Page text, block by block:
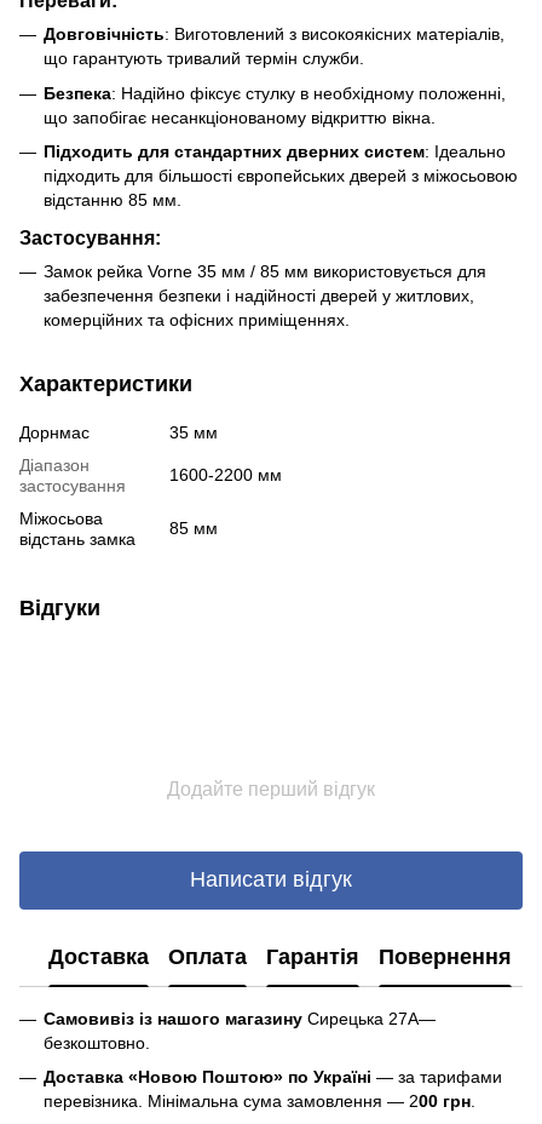
Довговічність: Виготовлений з високоякісних матеріалів,
що гарантують тривалий термін служби.
Безпека: Надійно фіксує стулку в необхідному положенні,
що запобігає несанкціонованому відкриттю вікна.
Підходить для стандартних дверних систем: Ідеально
підходить для більшості європейських дверей з міжосьовою
відстанню 85 мм.
Застосування:
Замок рейка Vorne 35 мм / 85 мм використовується для
забезпечення безпеки і надійності дверей у житлових,
комерційних та офісних приміщеннях.
Характеристики
Дорнмас
35 мм
Діапазон
застосування
1600-2200 мм
Міжосьова
відстань замка
85 мм
Відгуки
Додайте перший відгук
Написати відгук
Доставка Оплата Гарантія Повернення
Самовивіз із нашого магазину Сирецька 27А—
безкоштовно.
Доставка «Новою Поштою» по Україні — за тарифами
перевізника. Мінімальна сума замовлення — 200 грн.